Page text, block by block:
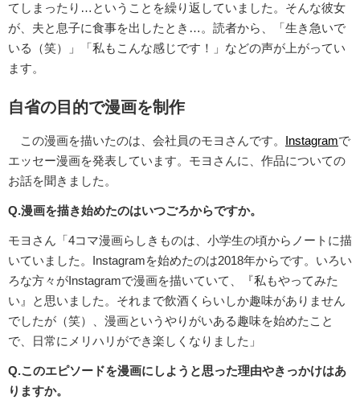
てしまったり…ということを繰り返していました。そんな彼女
が、夫と息子に食事を出したとき…。読者から、「生き急いで
いる（笑）」「私もこんな感じです！」などの声が上がってい
ます。
自省の目的で漫画を制作
この漫画を描いたのは、会社員のモヨさんです。 Instagramで
エッセー漫画を発表しています。モヨさんに、作品についての
お話を聞きました。
Q.漫画を描き始めたのはいつごろからですか。
モヨさん「4コマ漫画らしきものは、小学生の頃からノートに描
いていました。Instagramを始めたのは2018年からです。いろい
ろな方々がInstagramで漫画を描いていて、『私もやってみた
い』と思いました。それまで飲酒くらいしか趣味がありません
でしたが（笑）、漫画というやりがいある趣味を始めたこと
で、日常にメリハリができ楽しくなりました」
Q.このエピソードを漫画にしようと思った理由やきっかけはあ
りますか。